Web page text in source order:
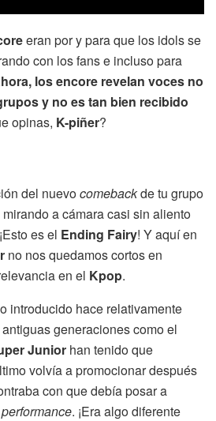
eran por y para que los idols se
con los fans e incluso para
los encore revelan voces no
y no es tan bien recibido
opinas, K-piñer?
del nuevocomebackde tu grupo
a cámara casi sin aliento
es el Ending Fairy! Y aquí en
no nos quedamos cortos en
en el Kpop.
introducido hace relativamente
generaciones como el
Junior han tenido que
volvía a promocionar después
con que debía posar a
performance. ¡Era algo diferente